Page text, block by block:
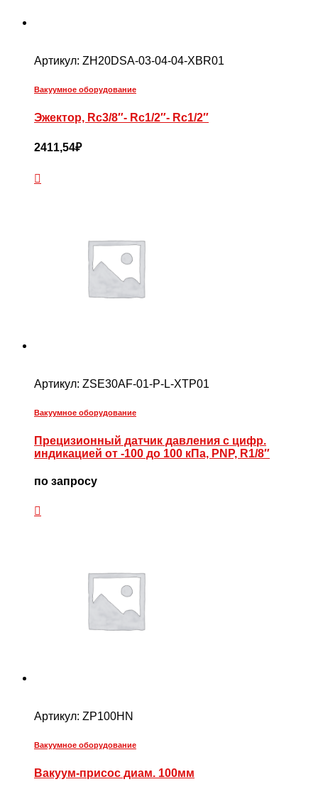
Артикул: ZH20DSA-03-04-04-XBR01
Вакуумное оборудование
Эжектор, Rc3/8″- Rc1/2″- Rc1/2″
2411,54₽
Артикул: ZSE30AF-01-P-L-XTP01
Вакуумное оборудование
Прецизионный датчик давления с цифр.
индикацией от -100 до 100 кПа, PNP, R1/8″
по запросу
Артикул: ZP100HN
Вакуумное оборудование
Вакуум-присос диам. 100мм